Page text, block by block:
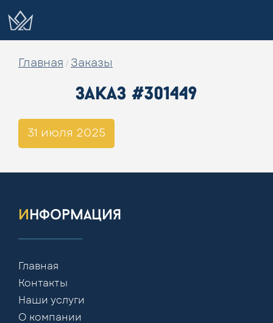
Главная / Заказы
заказ #301449
31 июля 2025
информация
Главная
Контакты
Наши услуги
О компании